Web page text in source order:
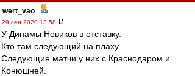
wert_vao -
29 сен 2020 13:58
У Динамы Новиков в отставку.
Кто там следующий на плаху...
Следующие матчи у них с Краснодаром и
Конюшней.